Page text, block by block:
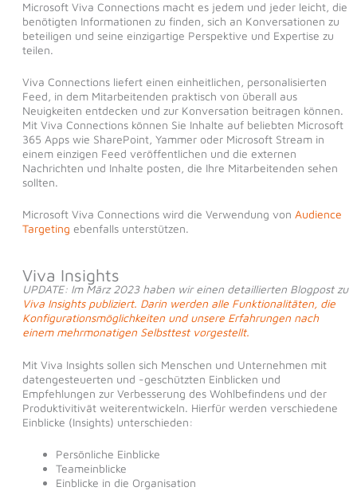
Microsoft Viva Connections macht es jedem und jeder leicht, die
benötigten Informationen zu finden, sich an Konversationen zu
beteiligen und seine einzigartige Perspektive und Expertise zu
teilen.
Viva Connections liefert einen einheitlichen, personalisierten
Feed, in dem Mitarbeitenden praktisch von überall aus
Neuigkeiten entdecken und zur Konversation beitragen können.
Mit Viva Connections können Sie Inhalte auf beliebten Microsoft
365 Apps wie SharePoint, Yammer oder Microsoft Stream in
einem einzigen Feed veröffentlichen und die externen
Nachrichten und Inhalte posten, die Ihre Mitarbeitenden sehen
sollten.
Microsoft Viva Connections wird die Verwendung von Audience
Targeting ebenfalls unterstützen.
Viva Insights
UPDATE: Im März 2023 haben wir einen detaillierten Blogpost zu
Viva Insights publiziert. Darin werden alle Funktionalitäten, die
Konfigurationsmöglichkeiten und unsere Erfahrungen nach
einem mehrmonatigen Selbsttest vorgestellt.
Mit Viva Insights sollen sich Menschen und Unternehmen mit
datengesteuerten und -geschützten Einblicken und
Empfehlungen zur Verbesserung des Wohlbefindens und der
Produktivitivät weiterentwickeln. Hierfür werden verschiedene
Einblicke (Insights) unterschieden:
Persönliche Einblicke
Teameinblicke
Einblicke in die Organisation